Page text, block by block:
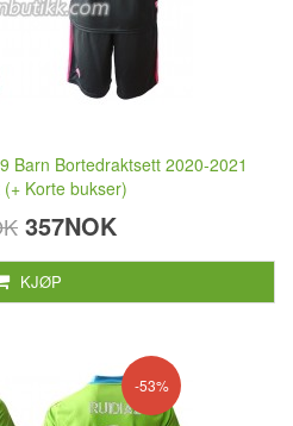
Barn Bortedraktsett 2020-2021
Korte bukser)
357NOK
KJØP
-53%